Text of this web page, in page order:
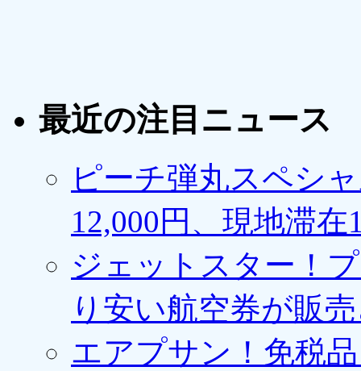
最近の注目ニュース
ピーチ弾丸スペシ
12,000円、現地滞
ジェットスター！
り安い航空券が販
エアプサン！免税